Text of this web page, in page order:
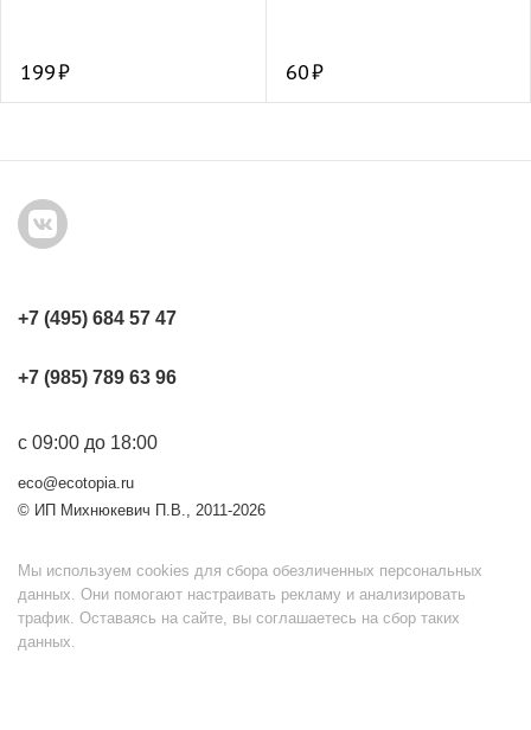
199 60
+7 (495) 684 57 47
+7 (985) 789 63 96
с 09:00 до 18:00
eco@ecotopia.ru
© ИП Михнюкевич П.В., 2011-2026
Мы используем cookies для сбора обезличенных персональных
данных. Они помогают настраивать рекламу и анализировать
трафик. Оставаясь на сайте, вы соглашаетесь на сбор таких
данных.